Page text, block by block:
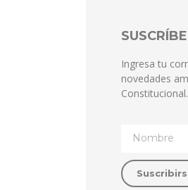
Ingresa tu
novedades
Constitucional.